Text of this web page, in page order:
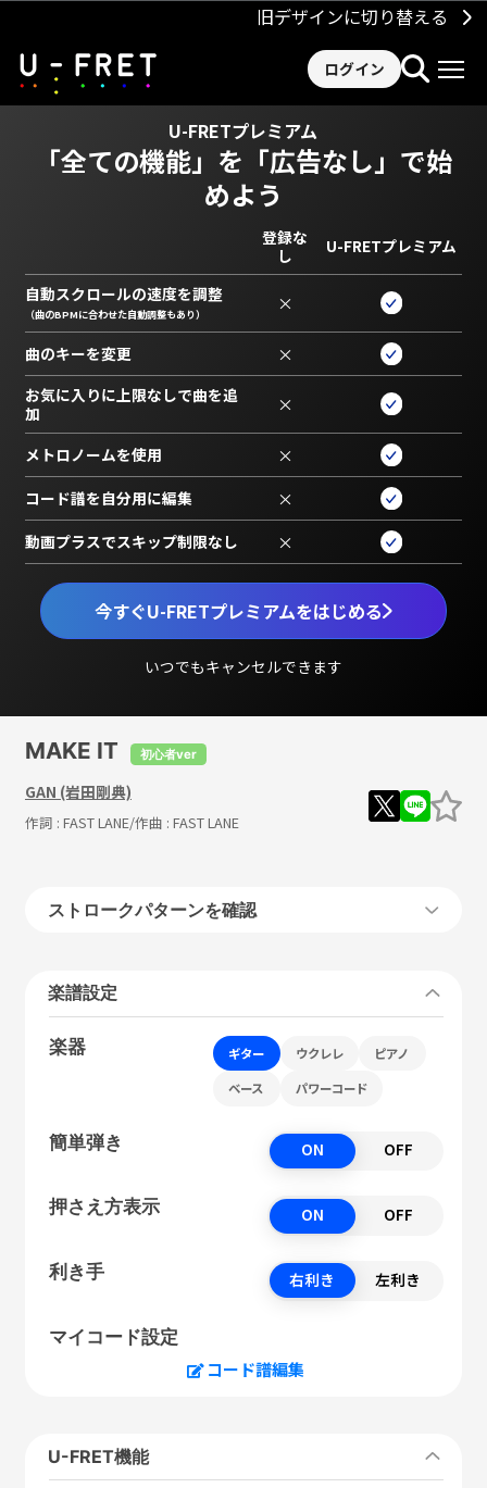
旧デザインに切り替える
ログイン
U-FRETプレミアム
「全ての機能」を 「広告なし」で始
めよう
今すぐU-FRETプレミアムをはじめる
いつでもキャンセルできます
登録な
し
U-FRETプレミアム
自動スクロールの速度を調整
（曲のBPMに合わせた自動調整もあり） ×
曲のキーを変更 ×
お気に入りに上限なしで曲を追
加
×
メトロノームを使用 ×
コード譜を自分用に編集 ×
動画プラスでスキップ制限なし ×
MAKE IT 初心者ver
GAN (岩田剛典)
作詞 : FAST LANE/作曲 : FAST LANE
ストロークパターンを確認
楽譜設定
楽器 ギター ウクレレ ピアノ
ベース パワーコード
簡単弾き ON OFF
押さえ方表示 ON OFF
利き手 右利き 左利き
マイコード設定
コード譜編集
U-FRET機能